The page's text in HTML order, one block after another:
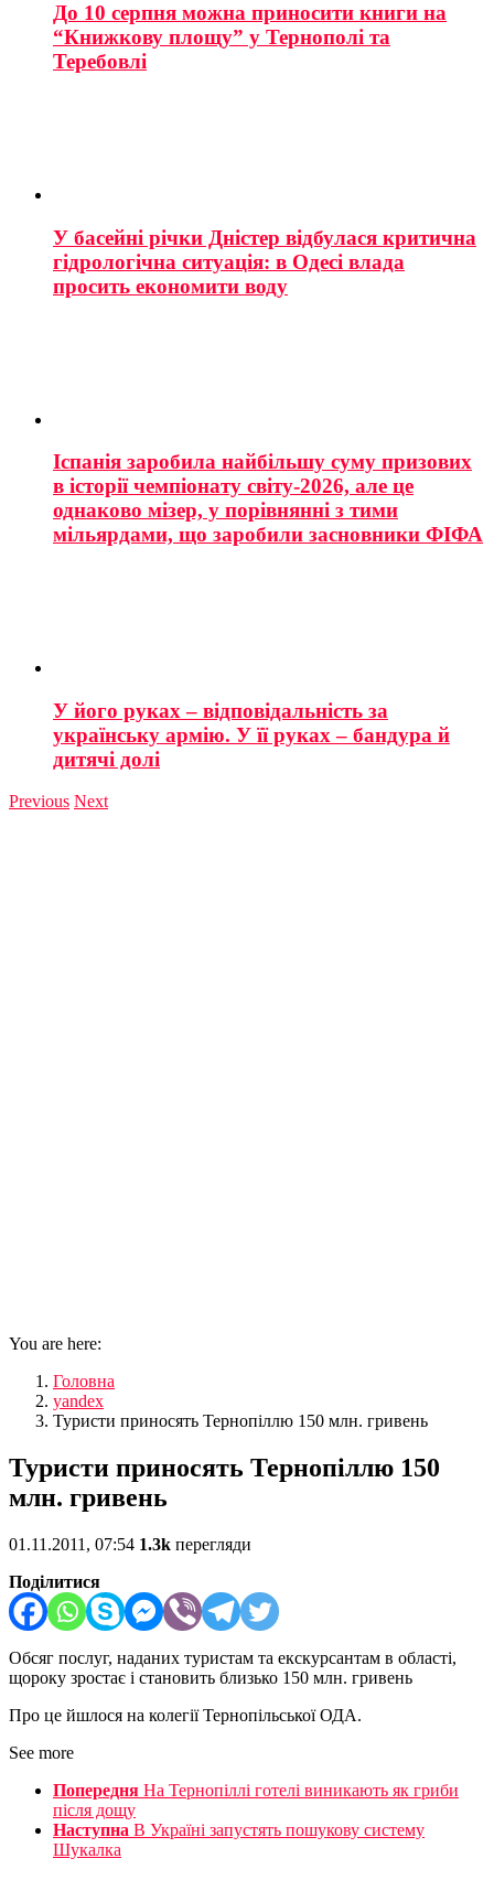
До 10 серпня можна приносити книги на
“Книжкову площу” у Тернополі та
Теребовлі
У басейні річки Дністер відбулася критична
гідрологічна ситуація: в Одесі влада
просить економити воду
Іспанія заробила найбільшу суму призових
в історії чемпіонату світу-2026, але це
однаково мізер, у порівнянні з тими
мільярдами, що заробили засновники ФІФА
У його руках – відповідальність за
українську армію. У її руках – бандура й
дитячі долі
Previous Next
You are here:
Головна
yandex
Туристи приносять Тернопіллю 150 млн. гривень
Туристи приносять Тернопіллю 150
млн. гривень
01.11.2011, 07:54 1.3k перегляди
Поділитися
Обсяг послуг, наданих туристам та екскурсантам в області,
щороку зростає і становить близько 150 млн. гривень
Про це йшлося на колегії Тернопільської ОДА.
See more
Попередня На Тернопіллі готелі виникають як гриби
після дощу
Наступна В Україні запустять пошукову систему
Шукалка